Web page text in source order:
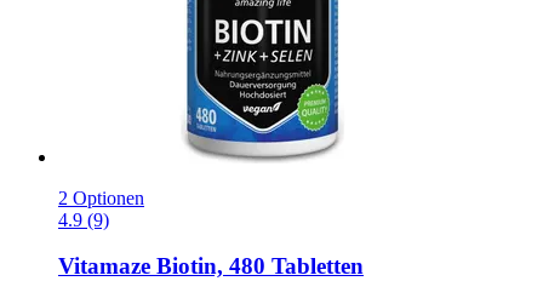
2 Optionen
4.9 (9)
Vitamaze Biotin, 480 Tabletten